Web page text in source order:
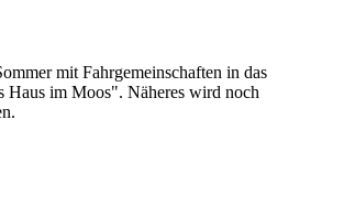
mit Fahrgemeinschaften in das
Haus im Moos". Näheres wird noch